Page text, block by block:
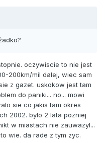
oczywiscie to nie jest
200km/mil dalej, wiec sam
z gazet. uskokow jest tam
do paniki... no... mowi
sie co jakis tam okres
2002. bylo 2 lata pozniej
w miastach nie zauwazyl...
wie. da rade z tym zyc.